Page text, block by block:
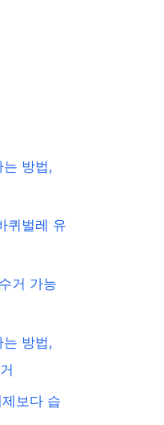
는 방법,
퀴벌레 유
거 가능
는 방법,
보다 습